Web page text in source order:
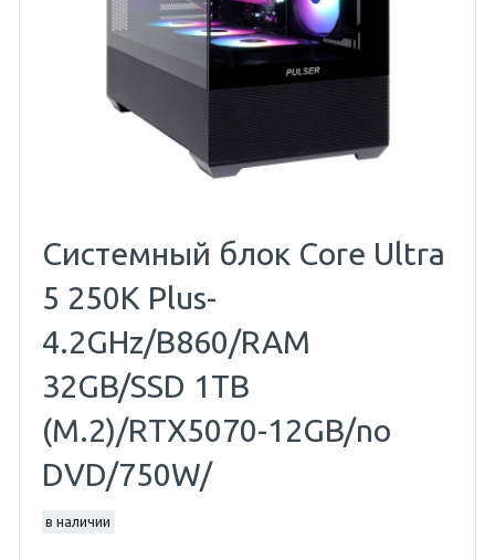
Системный блок Core Ultra
5 250K Plus-
4.2GHz/B860/RAM
32GB/SSD 1TB
(M.2)/RTX5070-12GB/no
DVD/750W/
в наличии